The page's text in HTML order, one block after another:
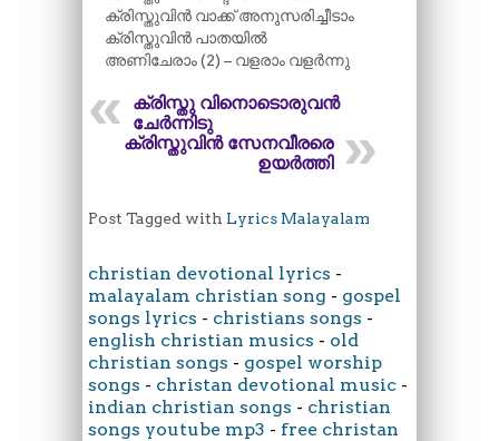
ക്രിസ്തുവിൻ വാക്ക് അനുസരിച്ചീടാം
ക്രിസ്തുവിൻ പാതയിൽ
അണിചേരാം (2) – വളരാം വളർന്നു
ക്രിസ്തു വിനൊടൊരുവൻ
ചേർന്നിടു
ക്രിസ്തുവിൻ സേനവീരരെ
ഉയർത്തി
Post Tagged with Lyrics Malayalam
christian devotional lyrics -
malayalam christian song - gospel
songs lyrics - christians songs -
english christian musics - old
christian songs - gospel worship
songs - christan devotional music -
indian christian songs - christian
songs youtube mp3 - free christan